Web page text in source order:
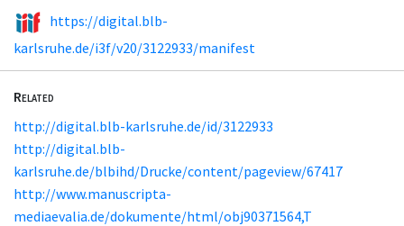
https://digital.blb-
karlsruhe.de/i3f/v20/3122933/manifest
Related
http://digital.blb-karlsruhe.de/id/3122933
http://digital.blb-
karlsruhe.de/blbihd/Drucke/content/pageview/67417
http://www.manuscripta-
mediaevalia.de/dokumente/html/obj90371564,T